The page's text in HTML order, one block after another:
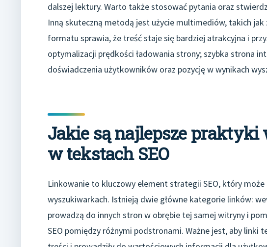
dalszej lektury. Warto także stosować pytania oraz
Inną skuteczną metodą jest użycie multimediów, takich
formatu sprawia, że treść staje się bardziej atrakcyjna i
optymalizacji prędkości ładowania strony; szybka strona
doświadczenia użytkowników oraz pozycję w wynikach
Jakie są najlepsze
w tekstach SEO
Linkowanie to kluczowy element strategii SEO, który
wyszukiwarkach. Istnieją dwie główne kategorie linków:
prowadzą do innych stron w obrębie tej samej witryny i
SEO pomiędzy różnymi podstronami. Ważne jest, aby linki